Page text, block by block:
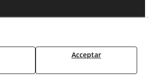
Acceptar